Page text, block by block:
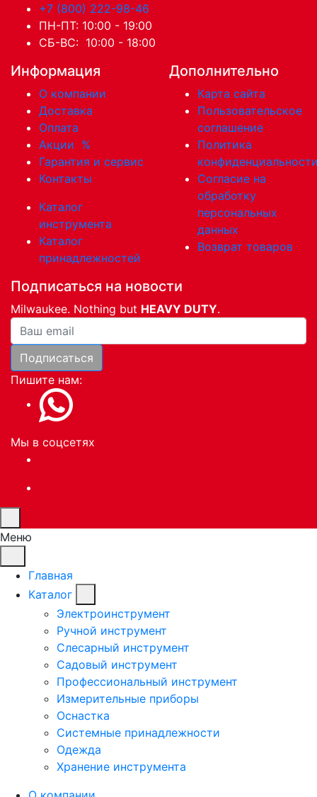
+7 (800) 222-98-46
ПН-ПТ: 10:00 - 19:00
СБ-ВС: 10:00 - 18:00
Информация
О компании
Доставка
Оплата
Акции %
Гарантия и сервис
Контакты
Каталог
инструмента
Каталог
принадлежностей
Дополнительно
Карта сайта
Пользовательское
соглашение
Политика
Согласие на
обработку
персональных
данных
Возврат товаров
Подписаться на новости
Milwaukee. Nothing but HEAVY DUTY.
Ваша почта
Подписаться
Пишите нам:
Мы в соцсетях
Меню
Главная
Каталог
Электроинструмент
Ручной инструмент
Слесарный инструмент
Садовый инструмент
Профессиональный инструмент
Измерительные приборы
Оснастка
Системные принадлежности
Одежда
Хранение инструмента